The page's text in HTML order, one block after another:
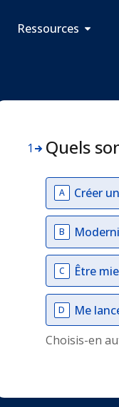
Ressources
1 Quels
A Créer
B
C Être
D
Me
Choisis-en